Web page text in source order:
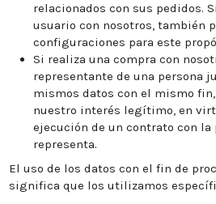
relacionados con sus pedidos.
usuario con nosotros, también
configuraciones para este
Si realiza una compra con
representante de una persona
mismos datos con el mismo
nuestro interés legítimo, en
ejecución de un contrato con la
representa.
El uso de los datos con el fin de
significa que los utilizamos